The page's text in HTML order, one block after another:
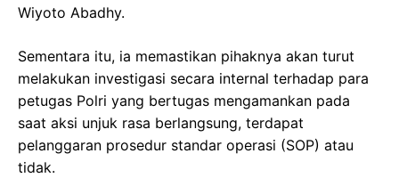
Wiyoto Abadhy.
Sementara itu, ia memastikan pihaknya akan turut
melakukan investigasi secara internal terhadap para
petugas Polri yang bertugas mengamankan pada
saat aksi unjuk rasa berlangsung, terdapat
pelanggaran prosedur standar operasi (SOP) atau
tidak.